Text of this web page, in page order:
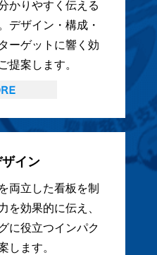
かりやすく伝える
デザイン・構成・
ーゲットに響く効
提案します。
ザイン
両立した看板を制
を効果的に伝え、
に役立つインパク
します。